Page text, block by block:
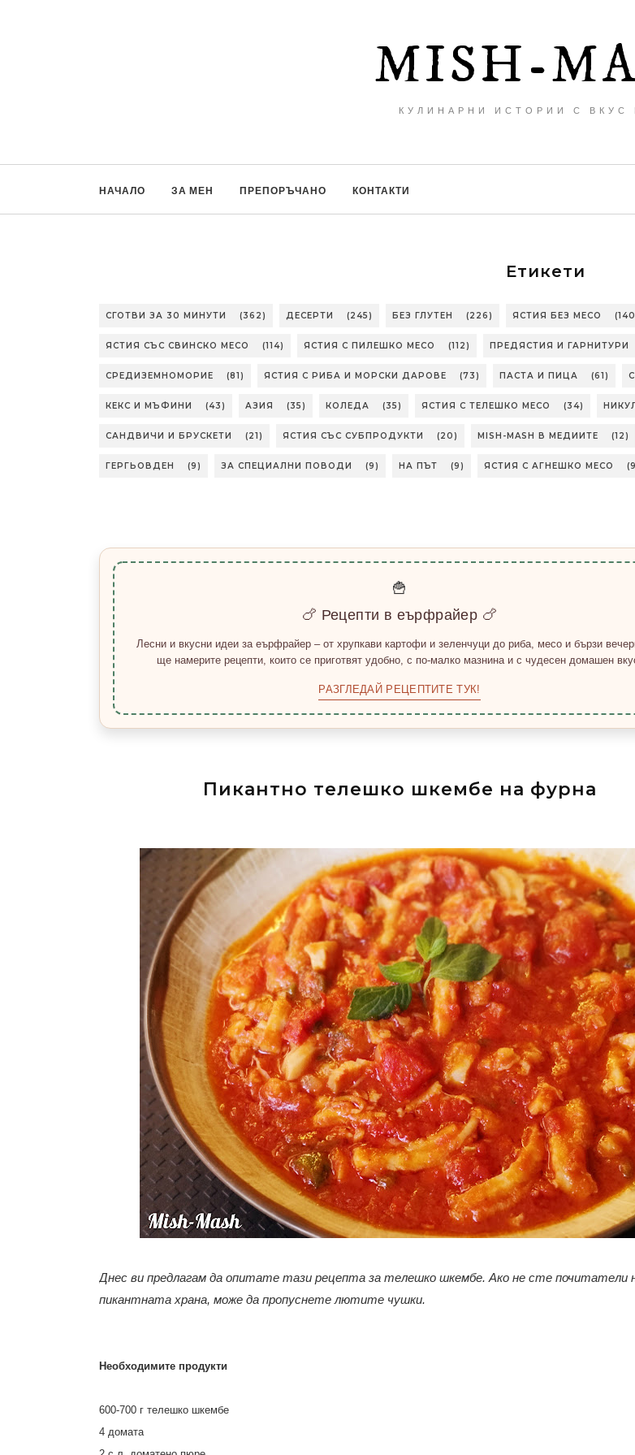
MISH-
КУЛИНАРНИ ИСТОРИИ С ВКУС
НАЧАЛО ЗА МЕН ПРЕПОРЪЧАНО КОНТАКТИ
Етикети
СГОТВИ ЗА 30 МИНУТИ (362) ДЕСЕРТИ (245) БЕЗ ГЛУТЕН (226) ЯСТИЯ БЕЗ МЕСО
ЯСТИЯ СЪС СВИНСКО МЕСО (114) ЯСТИЯ С ПИЛЕШКО МЕСО (112) ПРЕДЯСТИЯ И ГАРНИТУРИ
СРЕДИЗЕМНОМОРИЕ (81) ЯСТИЯ С РИБА И МОРСКИ ДАРОВЕ (73) ПАСТА И ПИЦА (61)
КЕКС И МЪФИНИ (43) АЗИЯ (35) КОЛЕДА (35) ЯСТИЯ С ТЕЛЕШКО МЕСО (34)
САНДВИЧИ И БРУСКЕТИ (21) ЯСТИЯ СЪС СУБПРОДУКТИ (20) MISH-MASH В МЕДИИТЕ (12)
ГЕРГЬОВДЕН (9) ЗА СПЕЦИАЛНИ ПОВОДИ (9) НА ПЪТ (9) ЯСТИЯ С АГНЕШКО МЕСО
🍟
🍗 Рецепти в еърфрайер 🍗
Лесни и вкусни идеи за еърфрайер – от хрупкави картофи и зеленчуци до риба, месо и бързи
ще намерите рецепти, които се приготвят удобно, с по-малко мазнина и с чудесен домашен
РАЗГЛЕДАЙ РЕЦЕПТИТЕ ТУК!
Пикантно телешко шкембе на фурна
Днес ви предлагам да опитате тази рецепта за телешко шкембе. Ако не сте почитатели
пикантната храна, може да пропуснете лютите чушки.
Необходимите продукти
600-700 г телешко шкембе
4 домата